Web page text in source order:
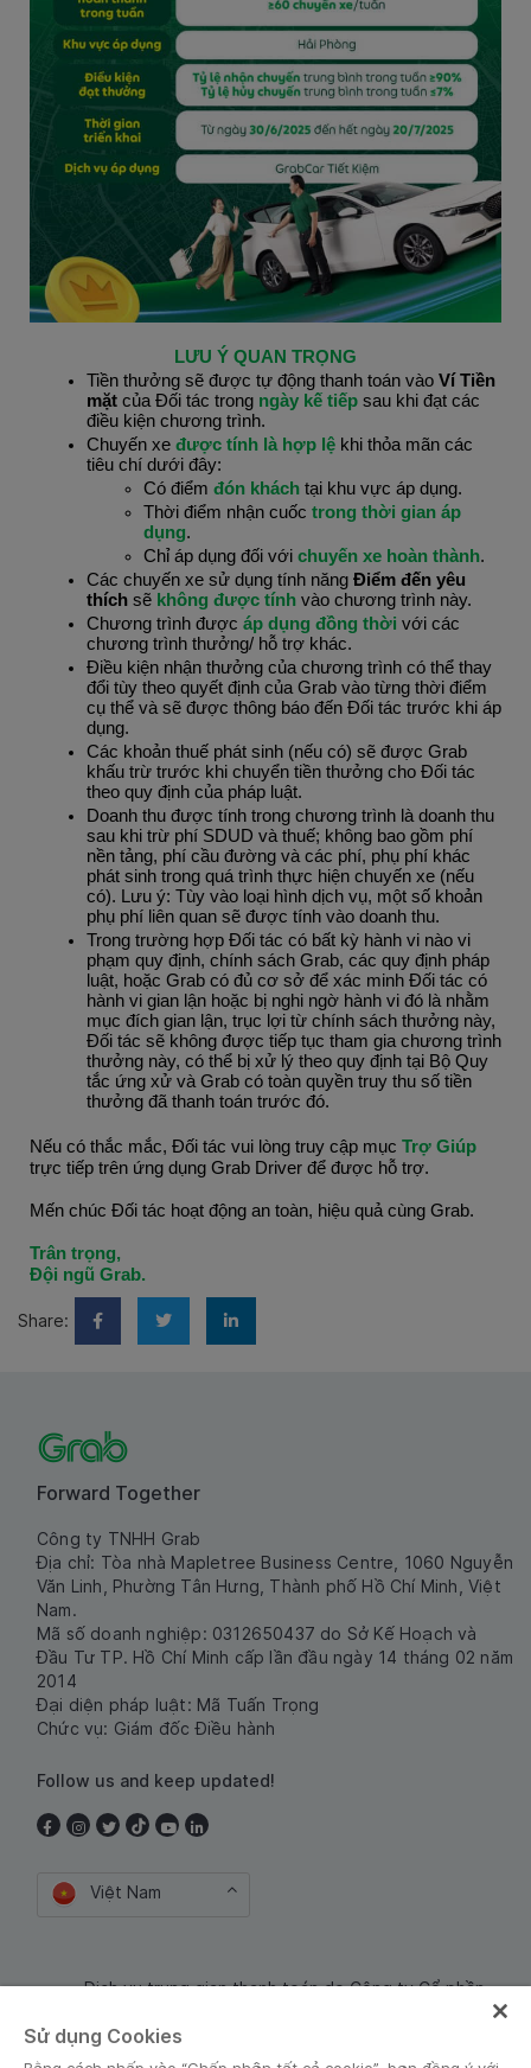
LƯU Ý QUAN TRỌNG
Tiền thưởng sẽ được tự động thanh toán vào Ví Tiền
mặt của Đối tác trong ngày kế tiếp sau khi đạt các
điều kiện chương trình.
Chuyến xe được tính là hợp lệ khi thỏa mãn các
tiêu chí dưới đây:
Có điểm đón khách tại khu vực áp dụng.
Thời điểm nhận cuốc trong thời gian áp
dụng.
Chỉ áp dụng đối với chuyến xe hoàn thành.
Các chuyến xe sử dụng tính năng Điểm đến yêu
thích sẽ không được tính vào chương trình này.
Chương trình được áp dụng đồng thời với các
chương trình thưởng/ hỗ trợ khác.
Điều kiện nhận thưởng của chương trình có thể thay
đổi tùy theo quyết định của Grab vào từng thời điểm
cụ thể và sẽ được thông báo đến Đối tác trước khi áp
dụng.
Các khoản thuế phát sinh (nếu có) sẽ được Grab
khấu trừ trước khi chuyển tiền thưởng cho Đối tác
theo quy định của pháp luật.
Doanh thu được tính trong chương trình là doanh thu
sau khi trừ phí SDUD và thuế; không bao gồm phí
nền tảng, phí cầu đường và các phí, phụ phí khác
phát sinh trong quá trình thực hiện chuyến xe (nếu
có). Lưu ý: Tùy vào loại hình dịch vụ, một số khoản
phụ phí liên quan sẽ được tính vào doanh thu.
Trong trường hợp Đối tác có bất kỳ hành vi nào vi
phạm quy định, chính sách Grab, các quy định pháp
luật, hoặc Grab có đủ cơ sở để xác minh Đối tác có
hành vi gian lận hoặc bị nghi ngờ hành vi đó là nhằm
mục đích gian lận, trục lợi từ chính sách thưởng này,
Đối tác sẽ không được tiếp tục tham gia chương trình
thưởng này, có thể bị xử lý theo quy định tại Bộ Quy
tắc ứng xử và Grab có toàn quyền truy thu số tiền
thưởng đã thanh toán trước đó.
Nếu có thắc mắc, Đối tác vui lòng truy cập mục Trợ Giúp
trực tiếp trên ứng dụng Grab Driver để được hỗ trợ.
Mến chúc Đối tác hoạt động an toàn, hiệu quả cùng Grab.
Trân trọng,
Đội ngũ Grab.
Share:
Forward Together
Công ty TNHH Grab
Địa chỉ: Tòa nhà Mapletree Business Centre, 1060 Nguyễn
Văn Linh, Phường Tân Hưng, Thành phố Hồ Chí Minh, Việt
Nam.
Mã số doanh nghiệp: 0312650437 do Sở Kế Hoạch và
Đầu Tư TP. Hồ Chí Minh cấp lần đầu ngày 14 tháng 02 năm
2014
Đại diện pháp luật: Mã Tuấn Trọng
Chức vụ: Giám đốc Điều hành
Follow us and keep updated!
Việt Nam
Dịch vụ trung gian thanh toán do Công ty Cổ phần
Sử dụng Cookies